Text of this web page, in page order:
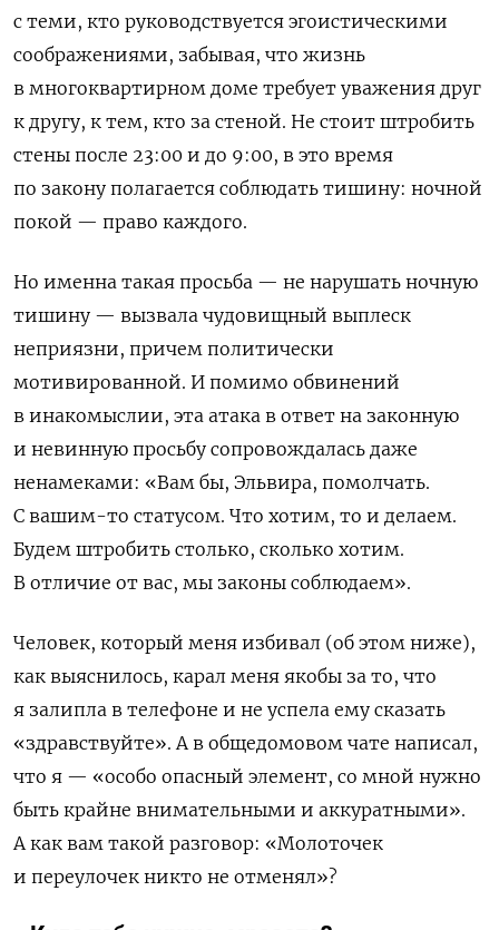
с теми, кто руководствуется эгоистическими
соображениями, забывая, что жизнь
в многоквартирном доме требует уважения друг
к другу, к тем, кто за стеной. Не стоит штробить
стены после 23:00 и до 9:00, в это время
по закону полагается соблюдать тишину: ночной
покой — право каждого.
Но именна такая просьба — не нарушать ночную
тишину — вызвала чудовищный выплеск
неприязни, причем политически
мотивированной. И помимо обвинений
в инакомыслии, эта атака в ответ на законную
и невинную просьбу сопровождалась даже
ненамеками: «Вам бы, Эльвира, помолчать.
С вашим-то статусом. Что хотим, то и делаем.
Будем штробить столько, сколько хотим.
В отличие от вас, мы законы соблюдаем».
Человек, который меня избивал (об этом ниже),
как выяснилось, карал меня якобы за то, что
я залипла в телефоне и не успела ему сказать
«здравствуйте». А в общедомовом чате написал,
что я — «особо опасный элемент, со мной нужно
быть крайне внимательными и аккуратными».
А как вам такой разговор: «Молоточек
и переулочек никто не отменял»?